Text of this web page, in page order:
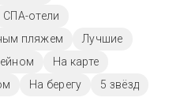
СПА-отели
пляжем
Лучшие
На карте
На берегу 5 звёзд